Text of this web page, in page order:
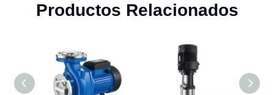
Productos Relacionados